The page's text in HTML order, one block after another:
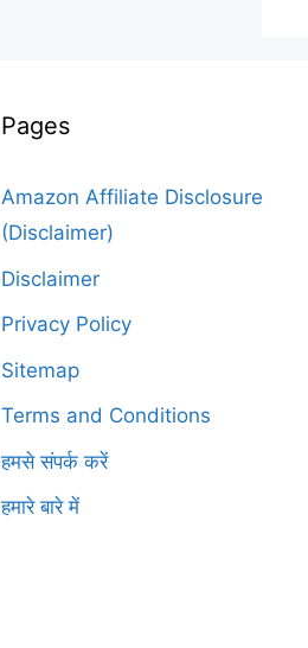
Pages
Amazon Affiliate Disclosure
(Disclaimer)
Disclaimer
Privacy Policy
Sitemap
Terms and Conditions
हमसे संपर्क करें
हमारे बारे में